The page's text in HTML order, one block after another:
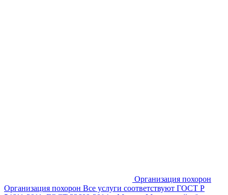
Организация похорон
Организация похорон Все услуги соответствуют ГОСТ Р